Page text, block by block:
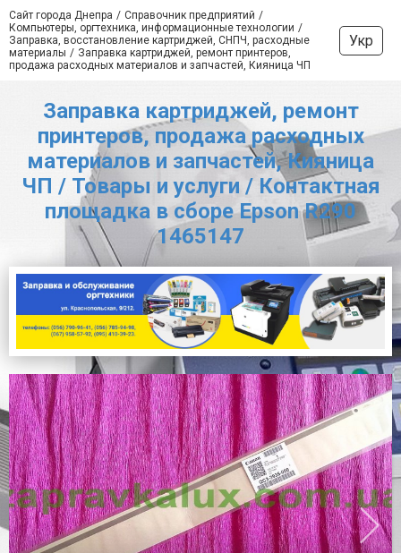
Сайт города Днепра
Справочник предприятий
Компьютеры, оргтехника, информационные технологии
Заправка, восстановление картриджей, СНПЧ, расходные
материалы
Заправка картриджей, ремонт принтеров,
продажа расходных материалов и запчастей, Кияница ЧП
Укр
Заправка картриджей, ремонт
принтеров, продажа расходных
материалов и запчастей, Кияница
ЧП / Товары и услуги / Контактная
площадка в сборе Epson R290
1465147